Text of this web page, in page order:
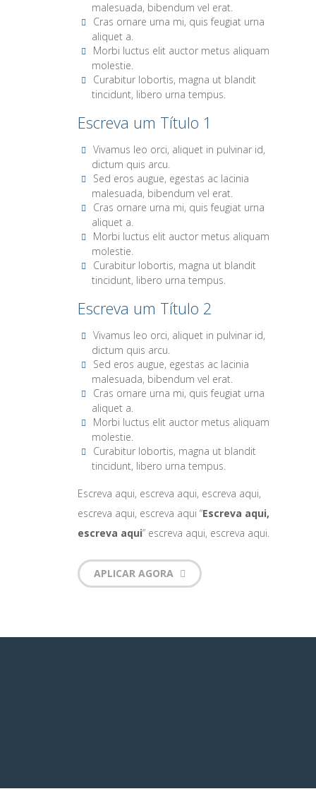
malesuada, bibendum vel erat.
Cras ornare urna mi, quis feugiat urna
aliquet a.
Morbi luctus elit auctor metus aliquam
molestie.
Curabitur lobortis, magna ut blandit
tincidunt, libero urna tempus.
Escreva um Título 1
Vivamus leo orci, aliquet in pulvinar id,
dictum quis arcu.
Sed eros augue, egestas ac lacinia
malesuada, bibendum vel erat.
Cras ornare urna mi, quis feugiat urna
aliquet a.
Morbi luctus elit auctor metus aliquam
molestie.
Curabitur lobortis, magna ut blandit
tincidunt, libero urna tempus.
Escreva um Título 2
Vivamus leo orci, aliquet in pulvinar id,
dictum quis arcu.
Sed eros augue, egestas ac lacinia
malesuada, bibendum vel erat.
Cras ornare urna mi, quis feugiat urna
aliquet a.
Morbi luctus elit auctor metus aliquam
molestie.
Curabitur lobortis, magna ut blandit
tincidunt, libero urna tempus.
Escreva aqui, escreva aqui, escreva aqui,
escreva aqui, escreva aqui “Escreva aqui,
escreva aqui” escreva aqui, escreva aqui.
APLICAR AGORA